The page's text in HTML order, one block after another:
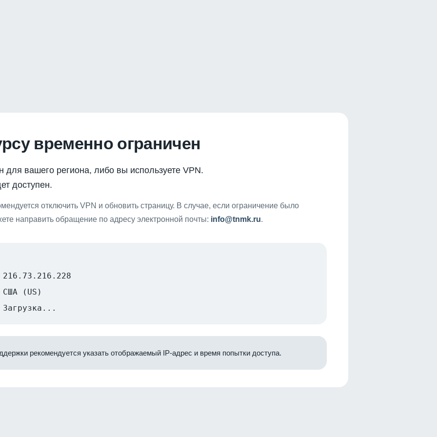
временно ограничен
для вашего региона, либо вы используете VPN.
доступен.
отключить VPN и обновить страницу. В случае, если ограничение было
направить обращение по адресу электронной почты: info@tnmk.ru.
216.73.216.228
США (US)
Загрузка...
рекомендуется указать отображаемый IP-адрес и время попытки доступа.